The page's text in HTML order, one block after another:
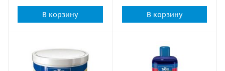
В корзину В корзину